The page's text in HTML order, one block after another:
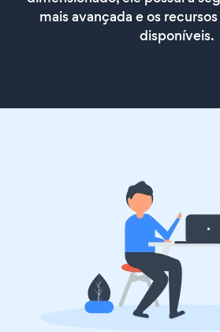
mais avançada e os
disponíveis.